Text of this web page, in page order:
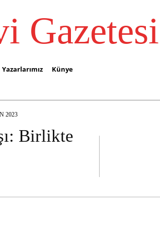
Gazetesi
Yazarlarımız Künye
2023
Birlikte